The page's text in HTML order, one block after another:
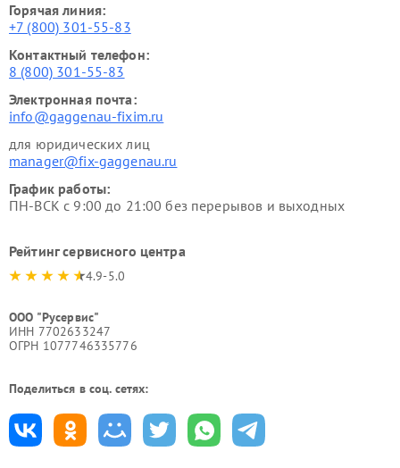
Горячая линия:
+7 (800) 301-55-83
Контактный телефон:
8 (800) 301-55-83
Электронная почта:
info@gaggenau-fixim.ru
для юридических лиц
manager@fix-gaggenau.ru
График работы:
ПН-ВСК с 9:00 до 21:00 без перерывов и выходных
Рейтинг сервисного центра
4.9-5.0
ООО "Русервис"
ИНН 7702633247
ОГРН 1077746335776
Поделиться в соц. сетях: